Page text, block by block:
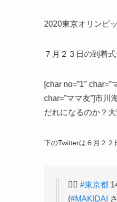
2020東京オリンピ
７月２３日の到着
[char no=”1″
char=”ママ友”]市
だれになるのか？
下のTwitterは６月２２
🏃‍♀️ #東京都
(#MAKIDAI